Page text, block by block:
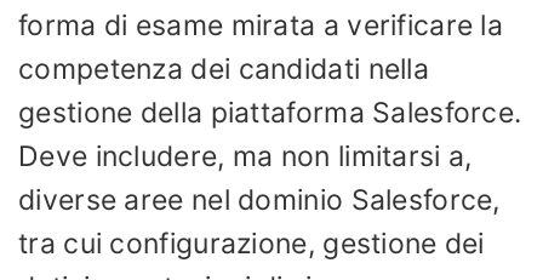
forma di esame mirata a verificare la
competenza dei candidati nella
gestione della piattaforma Salesforce.
Deve includere, ma non limitarsi a,
diverse aree nel dominio Salesforce,
tra cui configurazione, gestione dei